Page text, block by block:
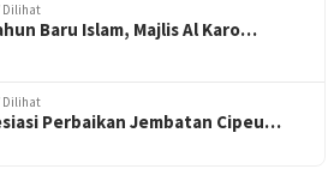
Dilihat
Baru Islam, Majlis Al Karo…
Dilihat
Perbaikan Jembatan Cipeu…